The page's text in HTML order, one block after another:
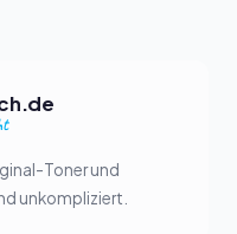
Toner und
unkompliziert.